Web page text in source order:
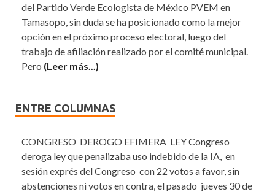
del Partido Verde Ecologista de México PVEM en
Tamasopo, sin duda se ha posicionado como la mejor
opción en el próximo proceso electoral, luego del
trabajo de afiliación realizado por el comité municipal.
Pero (Leer más...)
ENTRE COLUMNAS
CONGRESO DEROGO EFIMERA LEY Congreso
deroga ley que penalizaba uso indebido de la IA, en
sesión exprés del Congreso con 22 votos a favor, sin
abstenciones ni votos en contra, el pasado jueves 30 de